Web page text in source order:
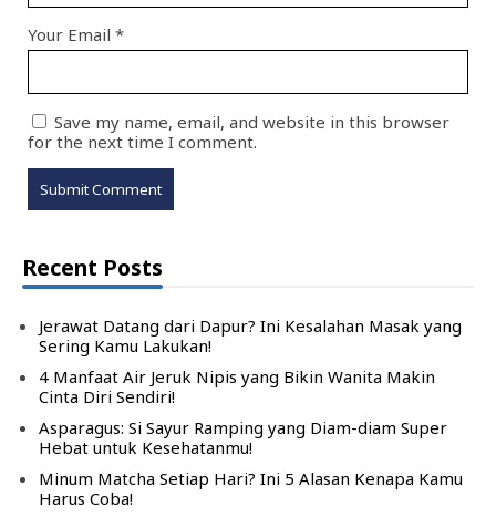
Your Email *
Save my name, email, and website in this browser
for the next time I comment.
Recent Posts
Jerawat Datang dari Dapur? Ini Kesalahan Masak yang
Sering Kamu Lakukan!
4 Manfaat Air Jeruk Nipis yang Bikin Wanita Makin
Cinta Diri Sendiri!
Asparagus: Si Sayur Ramping yang Diam-diam Super
Hebat untuk Kesehatanmu!
Minum Matcha Setiap Hari? Ini 5 Alasan Kenapa Kamu
Harus Coba!